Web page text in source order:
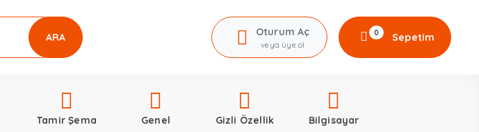
ARA Oturum Aç
veya üye ol
0 Sepetim
Tamir Şema
Genel
Gizli Özellik
Bilgisayar